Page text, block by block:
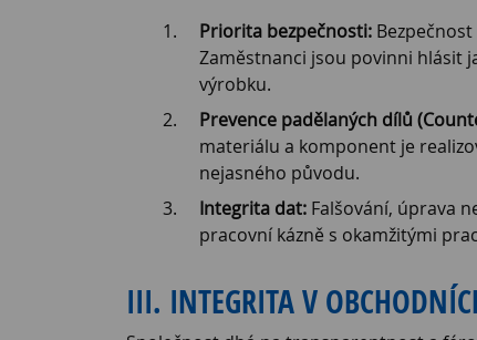
Priorita bezpečnosti:Bezpečnost
Zaměstnanci jsou povinni hlásit
výrobku.
Prevence padělaných dílů
materiálu a komponent je
nejasného původu.
Integrita dat:Falšování, úprava
pracovní kázně s okamžitými
III. INTEGRITA V